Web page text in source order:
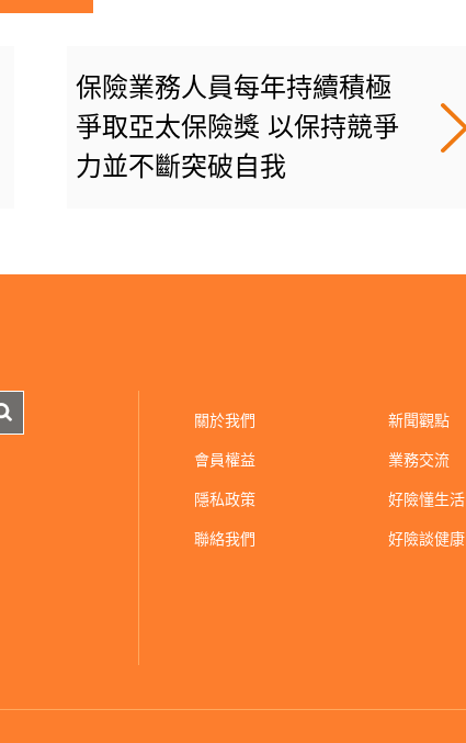
保險業務人員每年持續積極
爭取亞太保險獎 以保持競爭
力並不斷突破自我
關於我們
會員權益
隱私政策
聯絡我們
新聞觀點
業務交流
好險懂生活
好險談健康